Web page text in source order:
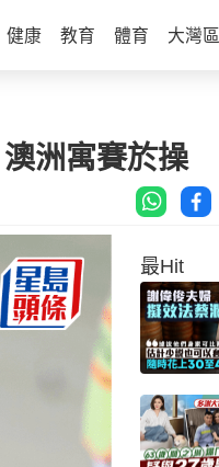
健康 教育 體育 大灣區
洲寓賽於操
最Hit